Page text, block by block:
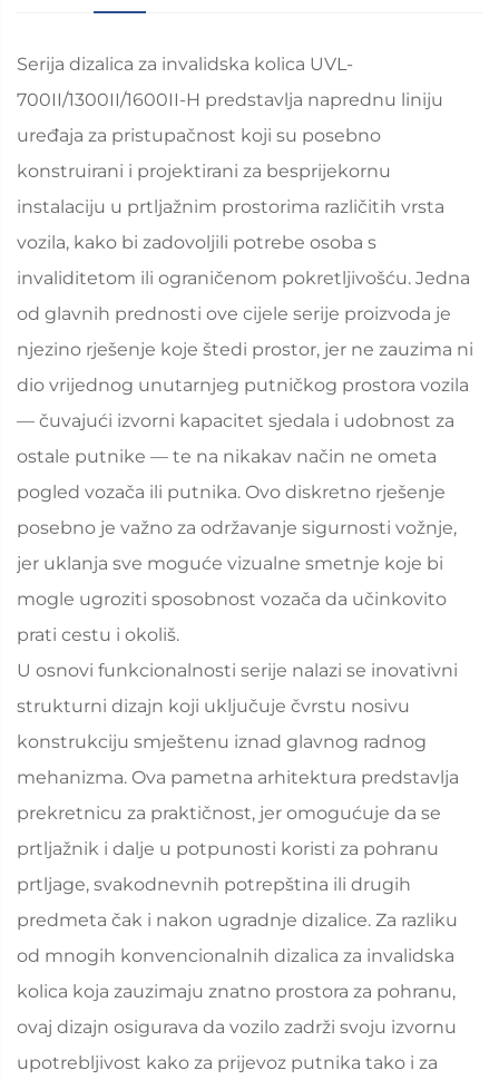
Serija dizalica za invalidska kolica UVL-
700II/1300II/1600II-H predstavlja naprednu liniju
uređaja za pristupačnost koji su posebno
konstruirani i projektirani za besprijekornu
instalaciju u prtljažnim prostorima različitih vrsta
vozila, kako bi zadovoljili potrebe osoba s
invaliditetom ili ograničenom pokretljivošću. Jedna
od glavnih prednosti ove cijele serije proizvoda je
njezino rješenje koje štedi prostor, jer ne zauzima ni
dio vrijednog unutarnjeg putničkog prostora vozila
— čuvajući izvorni kapacitet sjedala i udobnost za
ostale putnike — te na nikakav način ne ometa
pogled vozača ili putnika. Ovo diskretno rješenje
posebno je važno za održavanje sigurnosti vožnje,
jer uklanja sve moguće vizualne smetnje koje bi
mogle ugroziti sposobnost vozača da učinkovito
prati cestu i okoliš.
U osnovi funkcionalnosti serije nalazi se inovativni
strukturni dizajn koji uključuje čvrstu nosivu
konstrukciju smještenu iznad glavnog radnog
mehanizma. Ova pametna arhitektura predstavlja
prekretnicu za praktičnost, jer omogućuje da se
prtljažnik i dalje u potpunosti koristi za pohranu
prtljage, svakodnevnih potrepština ili drugih
predmeta čak i nakon ugradnje dizalice. Za razliku
od mnogih konvencionalnih dizalica za invalidska
kolica koja zauzimaju znatno prostora za pohranu,
ovaj dizajn osigurava da vozilo zadrži svoju izvornu
upotrebljivost kako za prijevoz putnika tako i za